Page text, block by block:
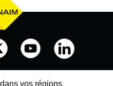
vos régions